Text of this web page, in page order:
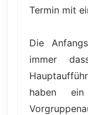
Termin mit
Die
immer
haben